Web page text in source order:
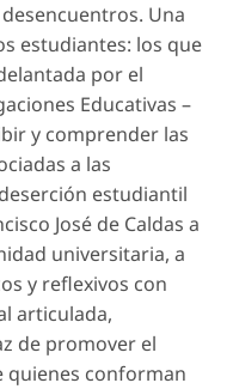
Una
estudiantes: los que
por el
Educativas –
y comprender las
a las
estudiantil
José de Caldas a
universitaria, a
y reflexivos con
articulada,
de promover el
conforman